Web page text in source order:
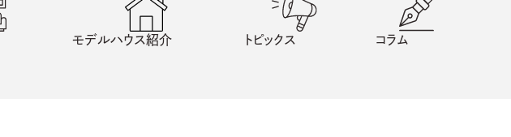
モデルハウス紹介 トピックス コラム